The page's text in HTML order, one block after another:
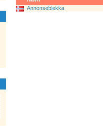
Annonseblekka